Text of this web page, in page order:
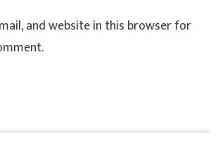
and website in this browser for